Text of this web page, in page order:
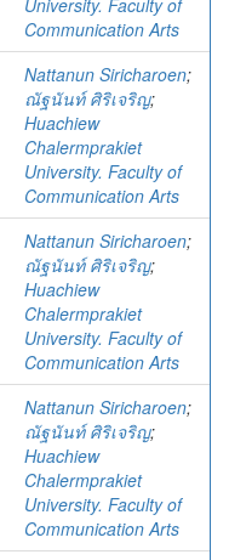
University. Faculty of
Communication Arts
Nattanun Siricharoen;
ณัฐนันท์ ศิริเจริญ;
Huachiew
Chalermprakiet
University. Faculty of
Communication Arts
Nattanun Siricharoen;
ณัฐนันท์ ศิริเจริญ;
Huachiew
Chalermprakiet
University. Faculty of
Communication Arts
Nattanun Siricharoen;
ณัฐนันท์ ศิริเจริญ;
Huachiew
Chalermprakiet
University. Faculty of
Communication Arts